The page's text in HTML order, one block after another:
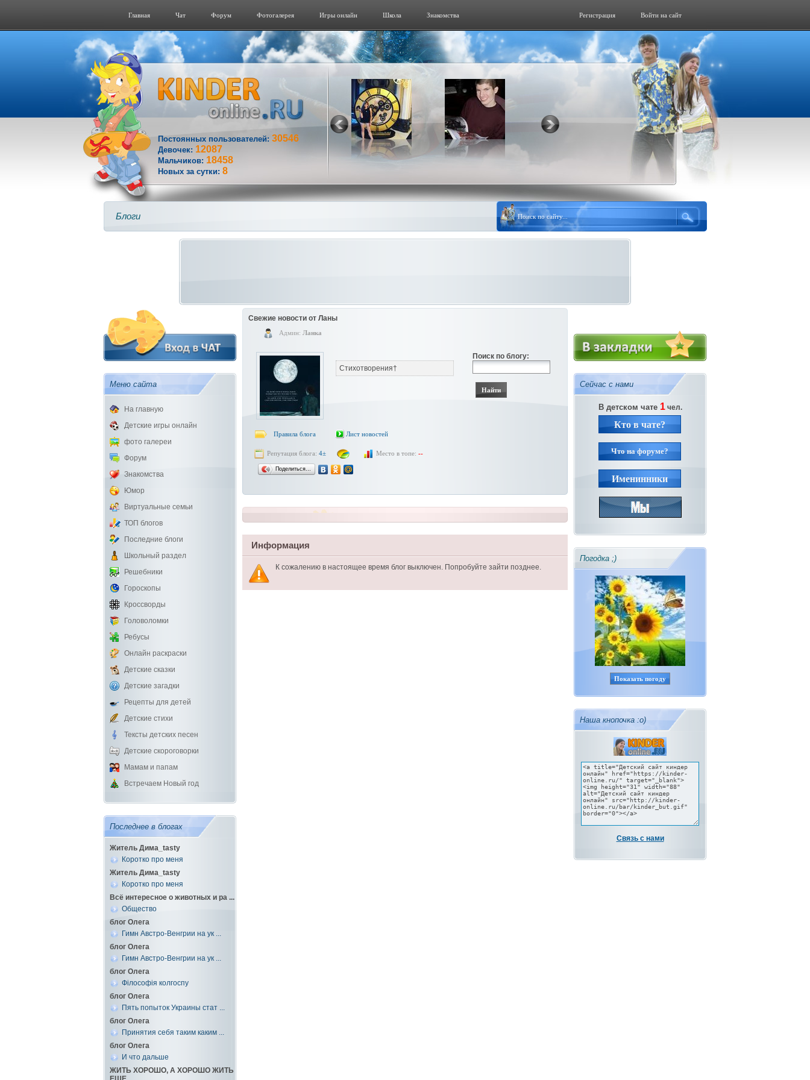
Главная Чат Форум Фотогалерeя Игры онлайн Школа Знакомства Войти на сайт
Регистрация
Постоянных пользователей: 30546
Девочек: 12087
Мальчиков: 18458
Новых за сутки: 8
Блоги
Меню сайта
На главную
Детские игры онлайн
фото галереи
Форум
Знакомства
Юмор
Виртуальные семьи
ТОП блогов
Последние блоги
Школьный раздел
Решебники
Гороскопы
Кроссворды
Головоломки
Ребусы
Онлайн раскраски
Детские сказки
Детские загадки
Рецепты для детей
Детские стихи
Тексты детских песен
Детские скороговорки
Мамам и папам
Встречаем Новый год
Последнее в блогах
Житель Дима_tasty
Коротко про меня
Житель Дима_tasty
Коротко про меня
Всё интересное о животных и ра ...
Общество
блог Олега
Гимн Австро-Венгрии на ук ...
блог Олега
Гимн Австро-Венгрии на ук ...
блог Олега
Філософія колгоспу
блог Олега
Пять попыток Украины стат ...
блог Олега
Принятия себя таким каким ...
блог Олега
И что дальше
ЖИТЬ ХОРОШО, А ХОРОШО ЖИТЬ
Свежие новости от Ланы
Админ: Ланка
Стихотворения†
Поиск по блогу:
Правила блога Лист новостей
Репутация блога: 4± Место в топе: --
Поделиться…
Информация
К сожалению в настоящее время блог выключен. Попробуйте зайти позднее.
Сейчас с нами
В детском чате 1чел.
Кто в чате?
Что на форуме?
Именинники
Погодка ;)
Показать погоду
Наша кнопочка :о)
Связь с нами